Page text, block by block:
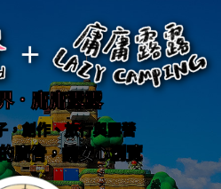
．庸庸露露
，創作、旅行與露營
廣告，請安心瀏覽